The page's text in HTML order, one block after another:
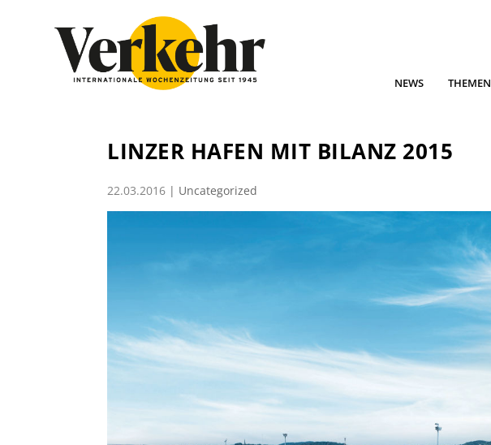
NEWS THEMEN
LINZER HAFEN MIT BILANZ 2015
22.03.2016 | Uncategorized